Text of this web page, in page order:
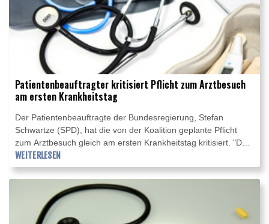
Patientenbeauftragter kritisiert Pflicht zum Arztbesuch
am ersten Krankheitstag
Der Patientenbeauftragte der Bundesregierung, Stefan
Schwartze (SPD), hat die von der Koalition geplante Pflicht
zum Arztbesuch gleich am ersten Krankheitstag kritisiert. "Das
Aufsuchen einer Arztpraxis ist bei vielen Krankheitsbildern eine
unnötige Belastung für alle und erhöht die
Ansteckungsgefahr", sagte er den Zeitungen der Funke-
Mediengruppe (Samstagsausgaben). Zudem zeigte er sich
auch skeptisch bei der geplanten Abschaffung der
telefonischen Krankschreibung.
WEITERLESEN